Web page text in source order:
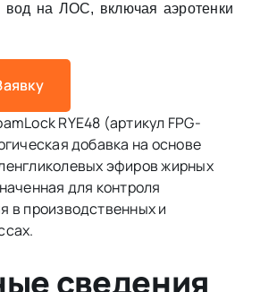
вод на ЛОС, включая аэротенки
RYE48 (артикул FPG-
добавка на основе
эфиров жирных
для контроля
в производственных и
сведения